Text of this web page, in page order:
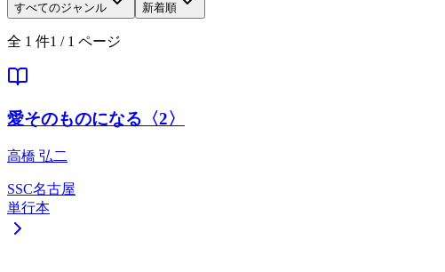
すべてのジャンル 新着順
全 1 件1 / 1 ページ
愛そのものになる〈2〉
高橋 弘二
SSC名古屋
単行本